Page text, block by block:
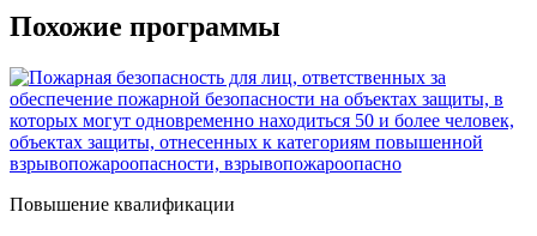
Похожие программы
Повышение квалификации